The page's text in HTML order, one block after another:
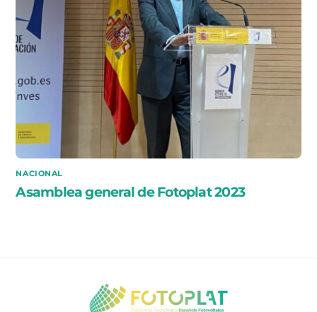
NACIONAL
Asamblea general de Fotoplat 2023